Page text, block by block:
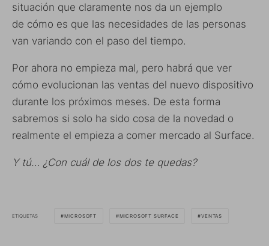
situación que claramente nos da un ejemplo
de cómo es que las necesidades de las personas
van variando con el paso del tiempo.
Por ahora no empieza mal, pero habrá que ver
cómo evolucionan las ventas del nuevo dispositivo
durante los próximos meses. De esta forma
sabremos si solo ha sido cosa de la novedad o
realmente el empieza a comer mercado al Surface.
Y tú… ¿Con cuál de los dos te quedas?
ETIQUETAS MICROSOFT MICROSOFT SURFACE VENTAS